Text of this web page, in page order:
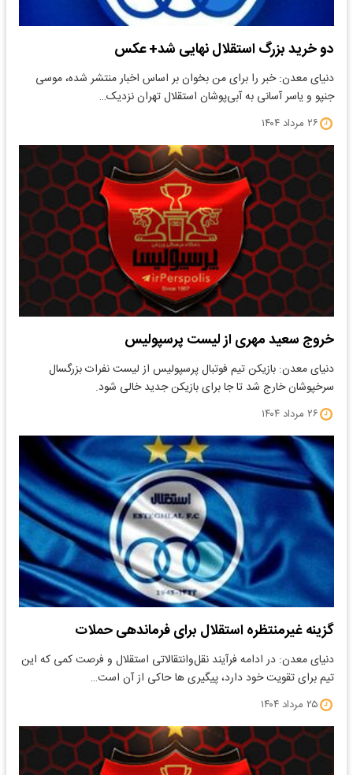
دو خرید بزرگ استقلال نهایی شد+ عکس
دنیای معدن: خبر را برای من بخوان بر اساس اخبار منتشر شده، موسی
جنپو و یاسر آسانی به آبی‌پوشان استقلال تهران نزدیک…
۲۶ مرداد ۱۴۰۴
خروج سعید مهری از لیست پرسپولیس
دنیای معدن: بازیکن تیم فوتبال پرسپولیس از لیست نفرات بزرگسال
سرخپوشان خارج شد تا جا برای بازیکن جدید خالی شود.
۲۶ مرداد ۱۴۰۴
گزینه غیرمنتظره استقلال برای فرماندهی حملات
دنیای معدن: در ادامه فرآیند نقل‌وانتقالاتی استقلال و فرصت کمی که این
تیم برای تقویت خود دارد، پیگیری ها حاکی از آن است…
۲۵ مرداد ۱۴۰۴